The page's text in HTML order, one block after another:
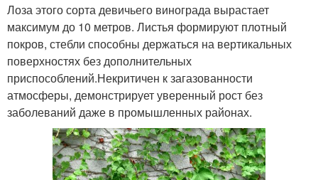
Лоза этого сорта девичьего винограда вырастает
максимум до 10 метров. Листья формируют плотный
покров, стебли способны держаться на вертикальных
поверхностях без дополнительных
приспособлений.Некритичен к загазованности
атмосферы, демонстрирует уверенный рост без
заболеваний даже в промышленных районах.